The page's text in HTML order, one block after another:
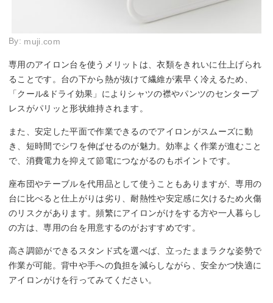
By: muji.com
専用のアイロン台を使うメリットは、衣類をきれいに仕上げられ
ることです。台の下から熱が抜けて繊維が素早く冷えるため、
「クール&ドライ効果」によりシャツの襟やパンツのセンタープ
レスがパリッと形状維持されます。
また、安定した平面で作業できるのでアイロンがスムーズに動
き、短時間でシワを伸ばせるのが魅力。効率よく作業が進むこと
で、消費電力を抑えて節電につながるのもポイントです。
座布団やテーブルを代用品として使うこともありますが、専用の
台に比べると仕上がりは劣り、耐熱性や安定感に欠けるため火傷
のリスクがあります。頻繁にアイロンがけをする方や一人暮らし
の方は、専用の台を用意するのがおすすめです。
高さ調節ができるスタンド式を選べば、立ったままラクな姿勢で
作業が可能。背中や手への負担を減らしながら、安全かつ快適に
アイロンがけを行ってみてください。